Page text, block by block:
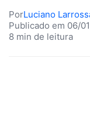
PorLuciano
Publicado em 06/
8 min de leitura